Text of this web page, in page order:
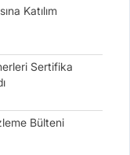
Katılım
Sertifika
Bülteni